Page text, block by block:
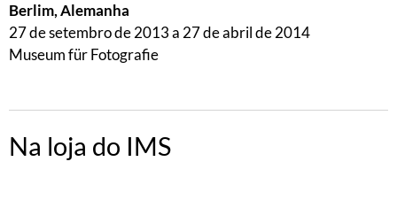
Berlim, Alemanha
27 de setembro de 2013 a 27 de abril de 2014
Museum für Fotografie
Na loja do IMS